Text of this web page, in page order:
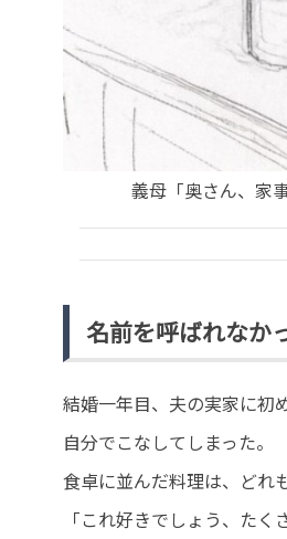
義母「奥さん、家
名前を呼ばれなか
結婚一年目、夫の実家に初
自分でこなしてしまった。
食卓に並んだ料理は、どれ
「これ好きでしょう、たく